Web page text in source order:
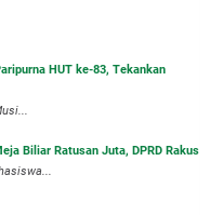
HUT ke-83, Tekankan
Biliar Ratusan Juta, DPRD Rakus